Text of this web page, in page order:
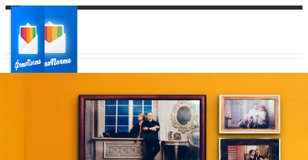
Ваш регион доставки